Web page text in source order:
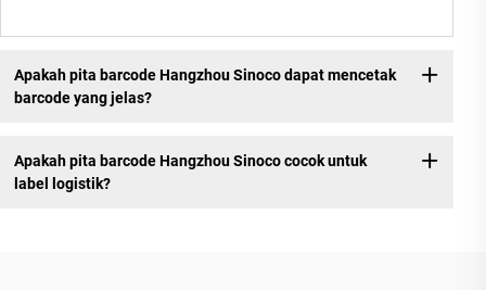
Apakah pita barcode Hangzhou Sinoco dapat mencetak
barcode yang jelas?
Apakah pita barcode Hangzhou Sinoco cocok untuk
label logistik?